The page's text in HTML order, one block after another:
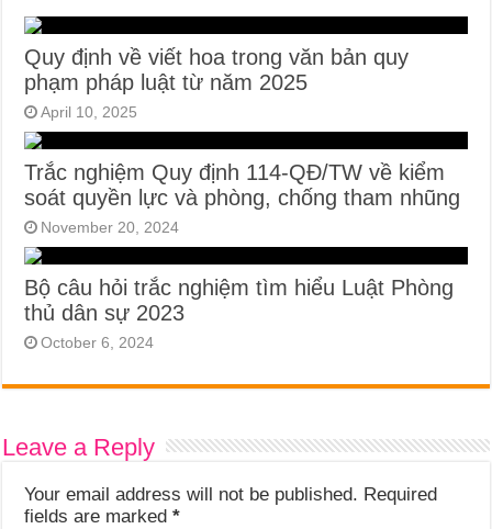
Quy định về viết hoa trong văn bản quy
phạm pháp luật từ năm 2025
April 10, 2025
Trắc nghiệm Quy định 114-QĐ/TW về kiểm
soát quyền lực và phòng, chống tham nhũng
November 20, 2024
Bộ câu hỏi trắc nghiệm tìm hiểu Luật Phòng
thủ dân sự 2023
October 6, 2024
Leave a Reply
Your email address will not be published. Required
fields are marked*